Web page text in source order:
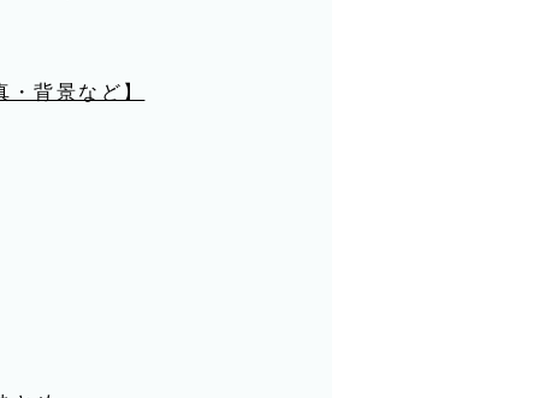
背景など】